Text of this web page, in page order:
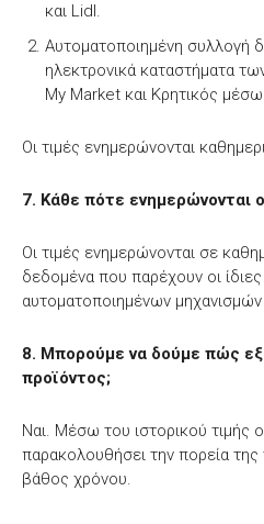
και Lidl.
Αυτοματοποιημένη συλλογή
ηλεκτρονικά καταστήματα
My Market και Κρητικός
Οι τιμές ενημερώνονται
7. Κάθε πότε ενημερώνονται
Οι τιμές ενημερώνονται σε
δεδομένα που παρέχουν οι
αυτοματοποιημένων
8. Μπορούμε να δούμε πώς
προϊόντος;
Ναι. Μέσω του ιστορικού τιμής
παρακολουθήσει την πορεία
βάθος χρόνου.